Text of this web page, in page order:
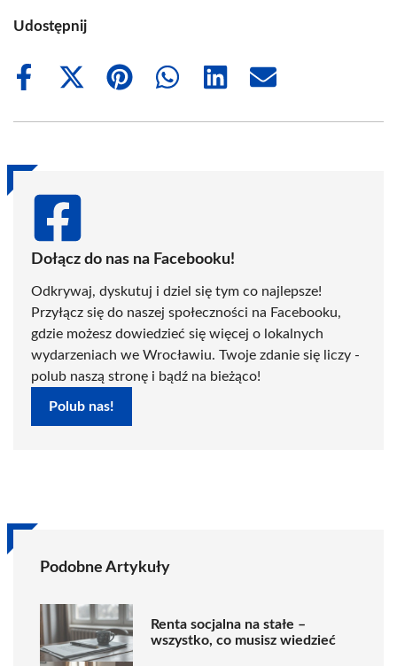
Udostępnij
Share
Share
(Twitter)
Share
Share
Share
Share
Dołącz do nas na Facebooku!
Odkrywaj, dyskutuj i dziel się tym co najlepsze!
Przyłącz się do naszej społeczności na Facebooku,
gdzie możesz dowiedzieć się więcej o lokalnych
wydarzeniach we Wrocławiu. Twoje zdanie się liczy -
polub naszą stronę i bądź na bieżąco!
Polub nas!
Podobne Artykuły
Renta socjalna na stałe –
wszystko, co musisz wiedzieć